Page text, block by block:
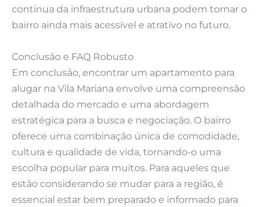
contínua da infraestrutura urbana podem tornar o
bairro ainda mais acessível e atrativo no futuro.
Conclusão e FAQ Robusto
Em conclusão, encontrar um apartamento para
alugar na Vila Mariana envolve uma compreensão
detalhada do mercado e uma abordagem
estratégica para a busca e negociação. O bairro
oferece uma combinação única de comodidade,
cultura e qualidade de vida, tornando-o uma
escolha popular para muitos. Para aqueles que
estão considerando se mudar para a região, é
essencial estar bem preparado e informado para